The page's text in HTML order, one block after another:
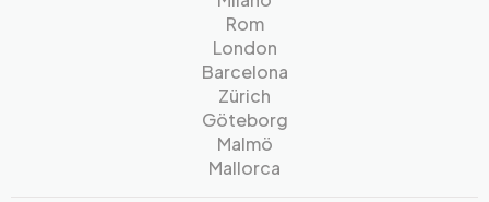
Rom
London
Barcelona
Zürich
Göteborg
Malmö
Mallorca